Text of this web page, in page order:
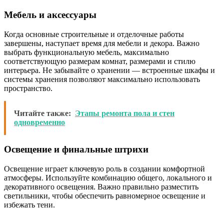
Мебель и аксессуары
Когда основные строительные и отделочные работы
завершены, наступает время для мебели и декора. Важно
выбрать функциональную мебель, максимально
соответствующую размерам комнат, размерами и стилю
интерьера. Не забывайте о хранении — встроенные шкафы и
системы хранения позволяют максимально использовать
пространство.
Читайте также: Этапы ремонта пола и стен
одновременно
Освещение и финальные штрихи
Освещение играет ключевую роль в создании комфортной
атмосферы. Используйте комбинацию общего, локального и
декоративного освещения. Важно правильно разместить
светильники, чтобы обеспечить равномерное освещение и
избежать тени.